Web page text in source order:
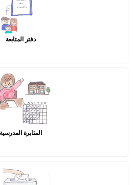
دفتر المتابعة
المثابرة المدرسية